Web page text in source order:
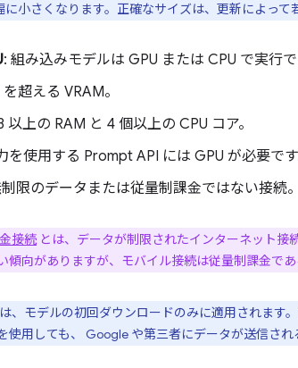
小さくなります。正確なサイズは、更新によって
: 組み込みモデルは GPU または CPU で実行で
超える VRAM。
以上の RAM と 4 個以上の CPU コア。
を使用する Prompt API には GPU が必要です
限のデータまたは従量制課金ではない接続。
接続とは、データが制限されたインターネット接
傾向がありますが、モバイル接続は従量制課金であ
、モデルの初回ダウンロードのみに適用されます
使用しても、 Google や第三者にデータが送信され